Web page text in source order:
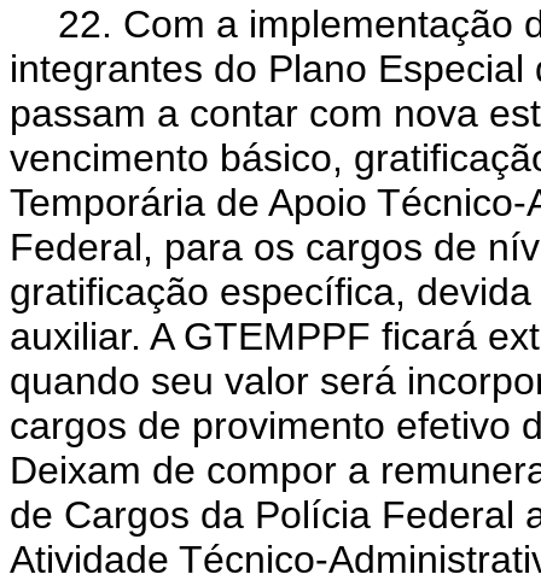
22. Com a implementação
integrantes do Plano
passam a contar com nova
vencimento básico,
Temporária de Apoio
Federal, para os cargos de
gratificação específica,
auxiliar. A GTEMPPF ficará
quando seu valor será
cargos de provimento efetivo
Deixam de compor a
de Cargos da Polícia Federal
Atividade Técnico-